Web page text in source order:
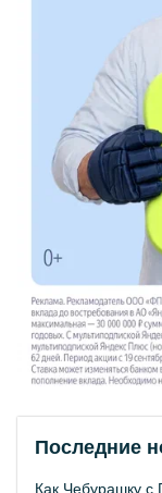
Последние
Как Чебурашку с